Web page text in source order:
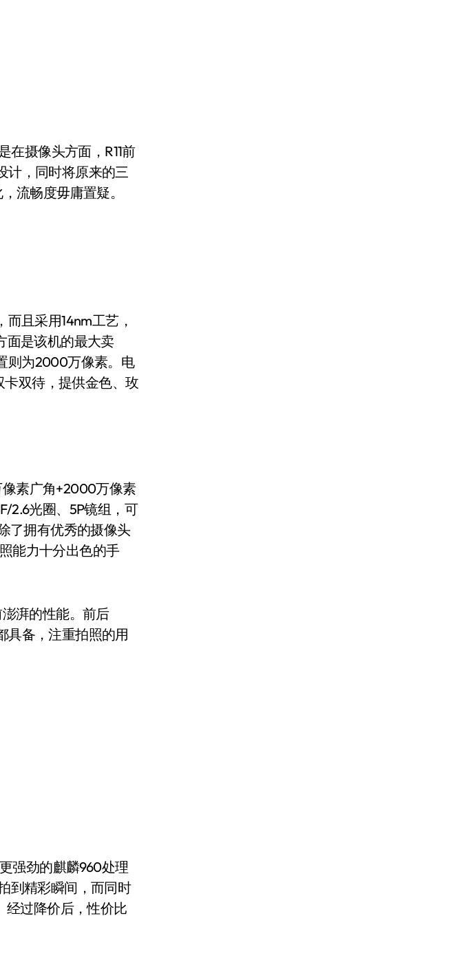
摄像头方面，R11前
计，同时将原来的三
流畅度毋庸置疑。
且采用14nm工艺，
面是该机的最大卖
则为2000万像素。电
双待，提供金色、玫
像素广角+2000万像素
2.6光圈、5P镜组，可
了拥有优秀的摄像头
能力十分出色的手
湃的性能。前后
具备，注重拍照的用
强劲的麒麟960处理
到精彩瞬间，而同时
经过降价后，性价比